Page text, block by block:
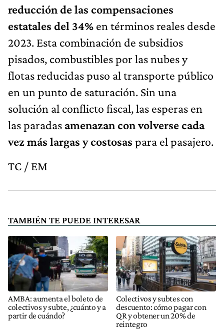
reducción de las compensaciones
estatales del 34% en términos reales desde
2023. Esta combinación de subsidios
pisados, combustibles por las nubes y
flotas reducidas puso al transporte público
en un punto de saturación. Sin una
solución al conflicto fiscal, las esperas en
las paradas amenazan con volverse cada
vez más largas y costosas para el pasajero.
TC / EM
TAMBIÉN TE PUEDE INTERESAR
AMBA: aumenta el boleto de
colectivos y subte, ¿cuánto y a
partir de cuándo?
Colectivos y subtes con
descuento: cómo pagar con
QR y obtener un 20% de
reintegro